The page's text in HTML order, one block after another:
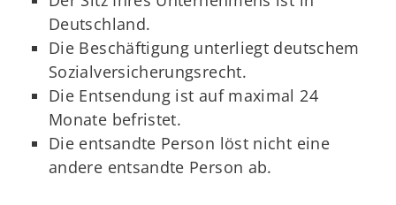
Deutschland.
Die Beschäftigung unterliegt deutschem
Sozialversicherungsrecht.
Die Entsendung ist auf maximal 24
Monate befristet.
Die entsandte Person löst nicht eine
andere entsandte Person ab.